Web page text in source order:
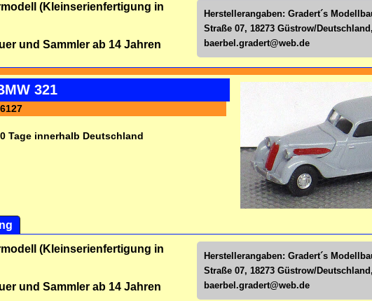
Herstellerangaben: Gradert´s
Straße 07, 18273 Güstrow/Deutschland,
baerbel.gradert@web.de
(Kleinserienfertigung in
und Sammler ab 14 Jahren
321
Tage innerhalb Deutschland
Herstellerangaben: Gradert´s
Straße 07, 18273 Güstrow/Deutschland,
baerbel.gradert@web.de
(Kleinserienfertigung in
und Sammler ab 14 Jahren